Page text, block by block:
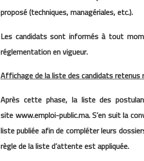
proposé (techniques, managériales, etc.).
Les candidats sont informés à tout
réglementation en vigueur.
Affichage de la liste des candidats retenus
Après cette phase, la liste des
site www.emploi-public.ma. S’en suit la
liste publiée afin de compléter leurs
règle de la liste d’attente est appliquée.